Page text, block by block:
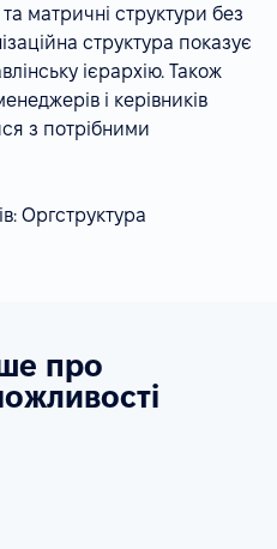
матричні структури без
структура показує
ієрархію. Також
і керівників
з потрібними
про